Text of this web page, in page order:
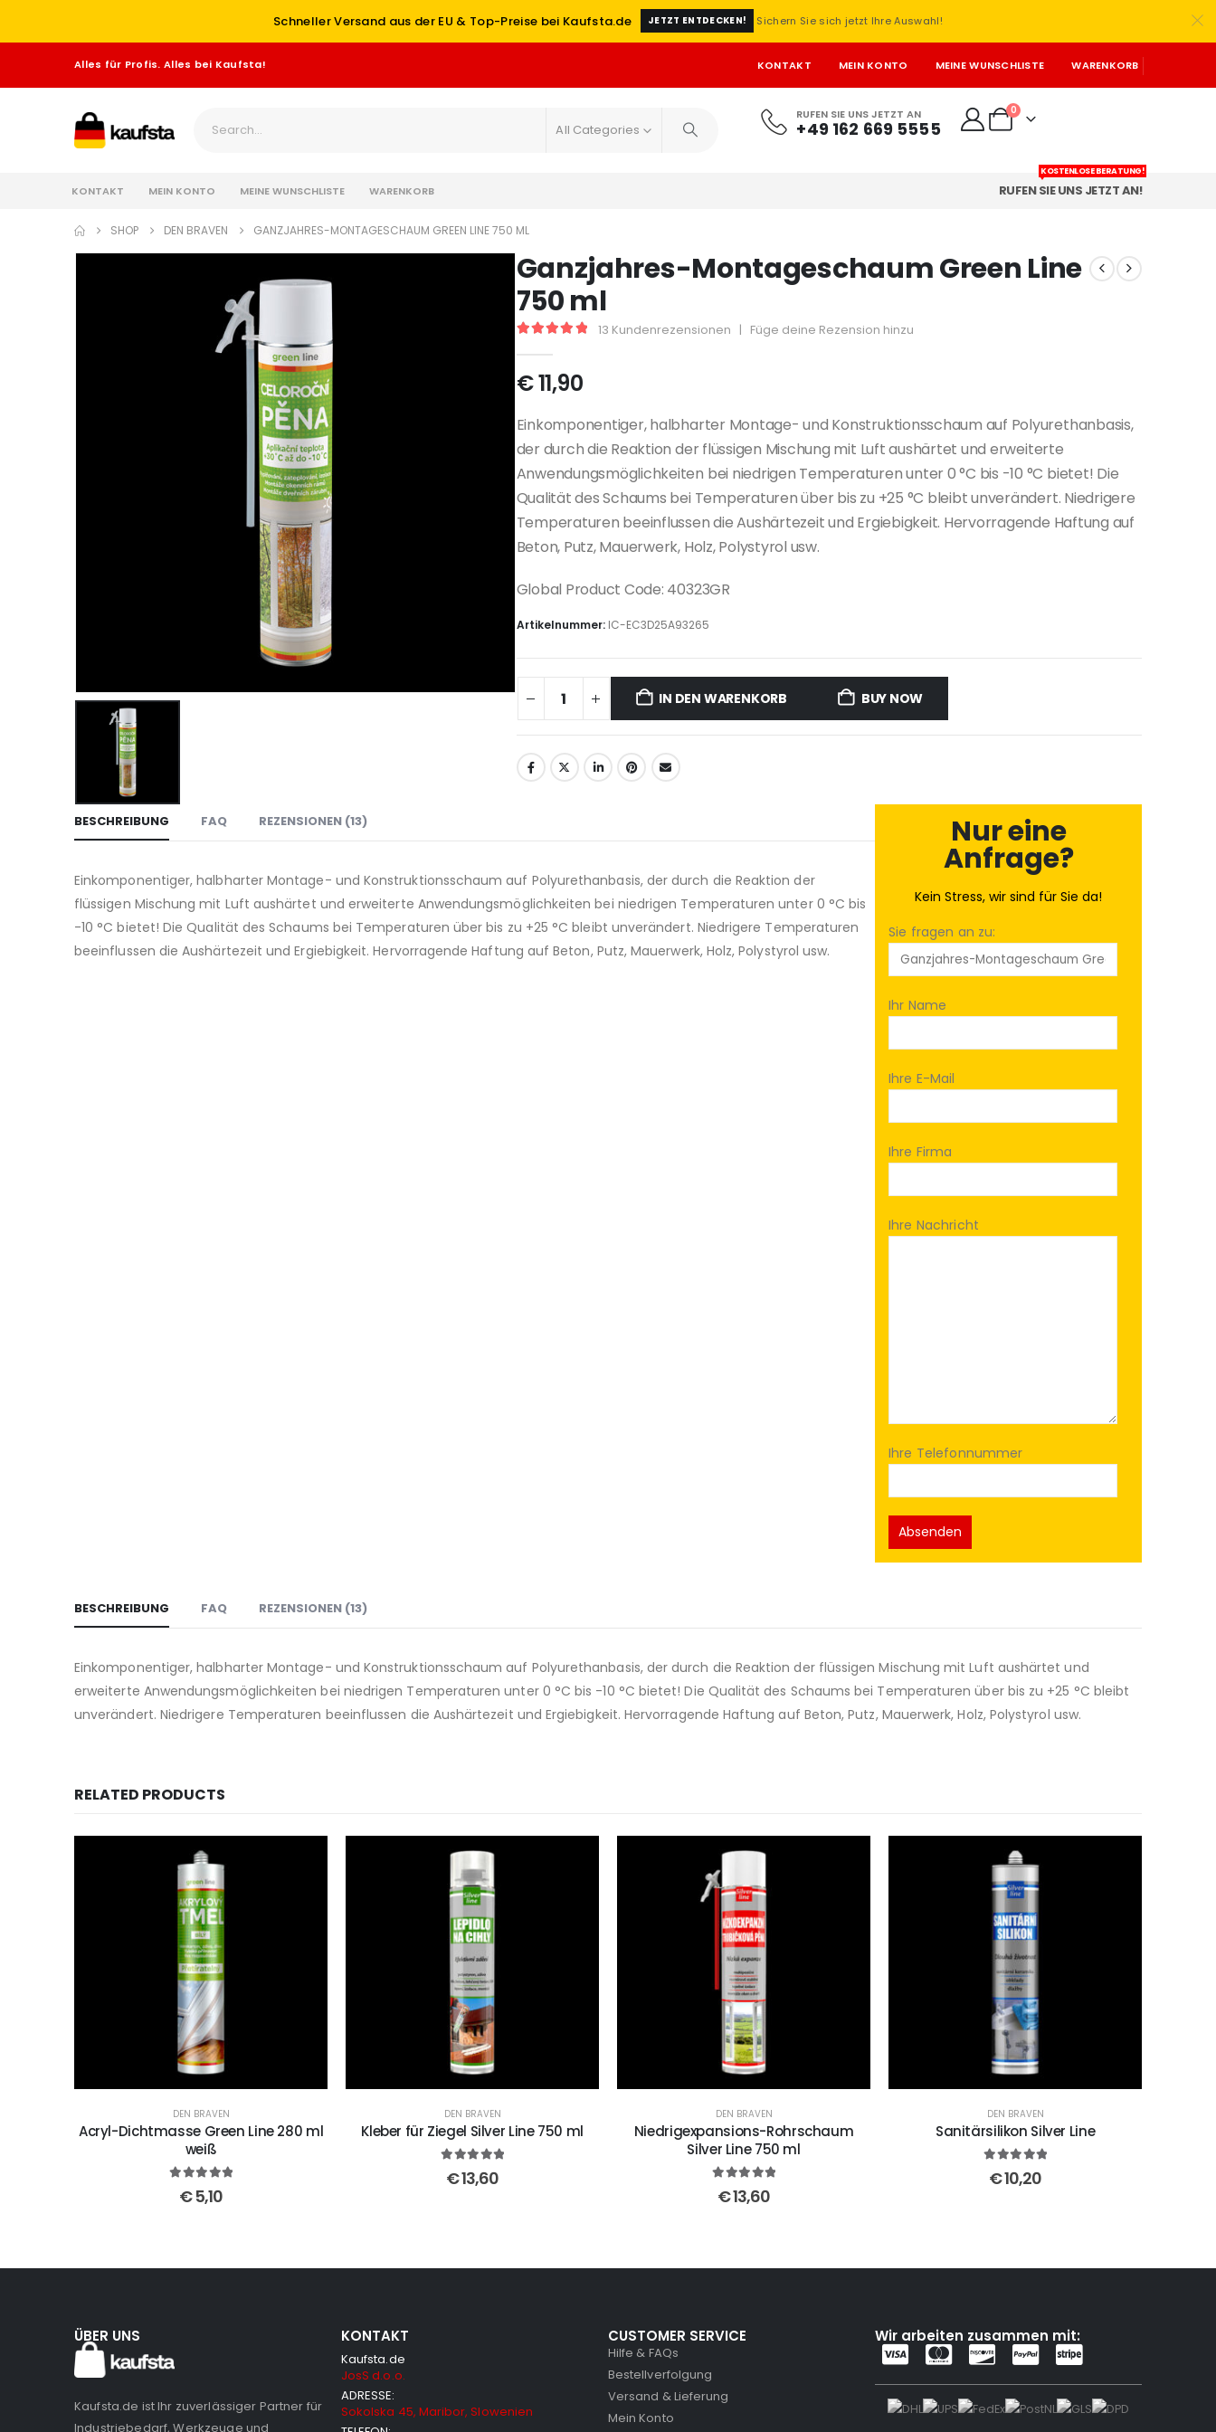
Schneller Versand aus der EU & Top-Preise bei Kaufsta.de JETZT ENTDECKEN! Sichern Sie sich jetzt Ihre Auswahl!
Alles für Profis. Alles bei Kaufsta! KONTAKT MEIN KONTO MEINE WUNSCHLISTE WARENKORB
All Categories
RUFEN SIE UNS JETZT AN
+49 162 669 5555
0
KONTAKT MEIN KONTO MEINE WUNSCHLISTE WARENKORB RUFEN SIE UNS JETZT AN!
KOSTENLOSE BERATUNG!
SHOP DEN BRAVEN GANZJAHRES-MONTAGESCHAUM GREEN LINE 750 ML
Ganzjahres-Montageschaum Green Line
750 ml
13 Kundenrezensionen | Füge deine Rezension hinzu
€11,90
Einkomponentiger, halbharter Montage- und Konstruktionsschaum auf Polyurethanbasis,
der durch die Reaktion der flüssigen Mischung mit Luft aushärtet und erweiterte
Anwendungsmöglichkeiten bei niedrigen Temperaturen unter 0 °C bis -10 °C bietet! Die
Qualität des Schaums bei Temperaturen über bis zu +25 °C bleibt unverändert. Niedrigere
Temperaturen beeinflussen die Aushärtezeit und Ergiebigkeit. Hervorragende Haftung auf
Beton, Putz, Mauerwerk, Holz, Polystyrol usw.
Global Product Code: 40323GR
Artikelnummer: IC-EC3D25A93265
IN DEN WARENKORB BUY NOW
BESCHREIBUNG FAQ REZENSIONEN (13)
Einkomponentiger, halbharter Montage- und Konstruktionsschaum auf Polyurethanbasis, der durch die Reaktion der
flüssigen Mischung mit Luft aushärtet und erweiterte Anwendungsmöglichkeiten bei niedrigen Temperaturen unter 0 °C bis
-10 °C bietet! Die Qualität des Schaums bei Temperaturen über bis zu +25 °C bleibt unverändert. Niedrigere Temperaturen
beeinflussen die Aushärtezeit und Ergiebigkeit. Hervorragende Haftung auf Beton, Putz, Mauerwerk, Holz, Polystyrol usw.
Nur eine
Anfrage?
Kein Stress, wir sind für Sie da!
Sie fragen an zu:
Ihr Name
Ihre E-Mail
Ihre Firma
Ihre Nachricht
Ihre Telefonnummer
BESCHREIBUNG FAQ REZENSIONEN (13)
Einkomponentiger, halbharter Montage- und Konstruktionsschaum auf Polyurethanbasis, der durch die Reaktion der flüssigen Mischung mit Luft aushärtet und
erweiterte Anwendungsmöglichkeiten bei niedrigen Temperaturen unter 0 °C bis -10 °C bietet! Die Qualität des Schaums bei Temperaturen über bis zu +25 °C bleibt
unverändert. Niedrigere Temperaturen beeinflussen die Aushärtezeit und Ergiebigkeit. Hervorragende Haftung auf Beton, Putz, Mauerwerk, Holz, Polystyrol usw.
RELATED PRODUCTS
DEN BRAVEN
Acryl-Dichtmasse Green Line 280 ml
weiß
out of 5
€5,10
DEN BRAVEN
Kleber für Ziegel Silver Line 750 ml
out of 5
€13,60
DEN BRAVEN
Niedrigexpansions-Rohrschaum
Silver Line 750 ml
out of 5
€13,60
DEN BRAVEN
Sanitärsilikon Silver Line
out of 5
€10,20
ÜBER UNS
Kaufsta.de ist Ihr zuverlässiger Partner für
Industriebedarf, Werkzeuge und
KONTAKT
Kaufsta.de
JosS d.o.o.
ADRESSE:
Sokolska 45, Maribor, Slowenien
CUSTOMER SERVICE
Hilfe & FAQs
Bestellverfolgung
Versand & Lieferung
Mein Konto
Wir arbeiten zusammen mit: